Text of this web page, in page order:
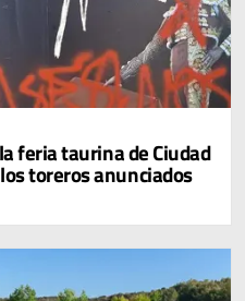
feria taurina de Ciudad
toreros anunciados